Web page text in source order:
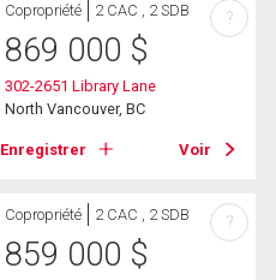
Copropriété 2 CAC , 2 SDB
869 000 $
302-2651 Library Lane
North Vancouver, BC
Enregistrer Voir
?
Copropriété 2 CAC , 2 SDB
859 000 $
?